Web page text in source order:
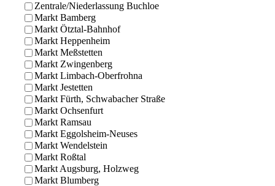
Zentrale/Niederlassung Buchloe
Markt Bamberg
Markt Ötztal-Bahnhof
Markt Heppenheim
Markt Meßstetten
Markt Zwingenberg
Markt Limbach-Oberfrohna
Markt Jestetten
Markt Fürth, Schwabacher Straße
Markt Ochsenfurt
Markt Ramsau
Markt Eggolsheim-Neuses
Markt Wendelstein
Markt Roßtal
Markt Augsburg, Holzweg
Markt Blumberg